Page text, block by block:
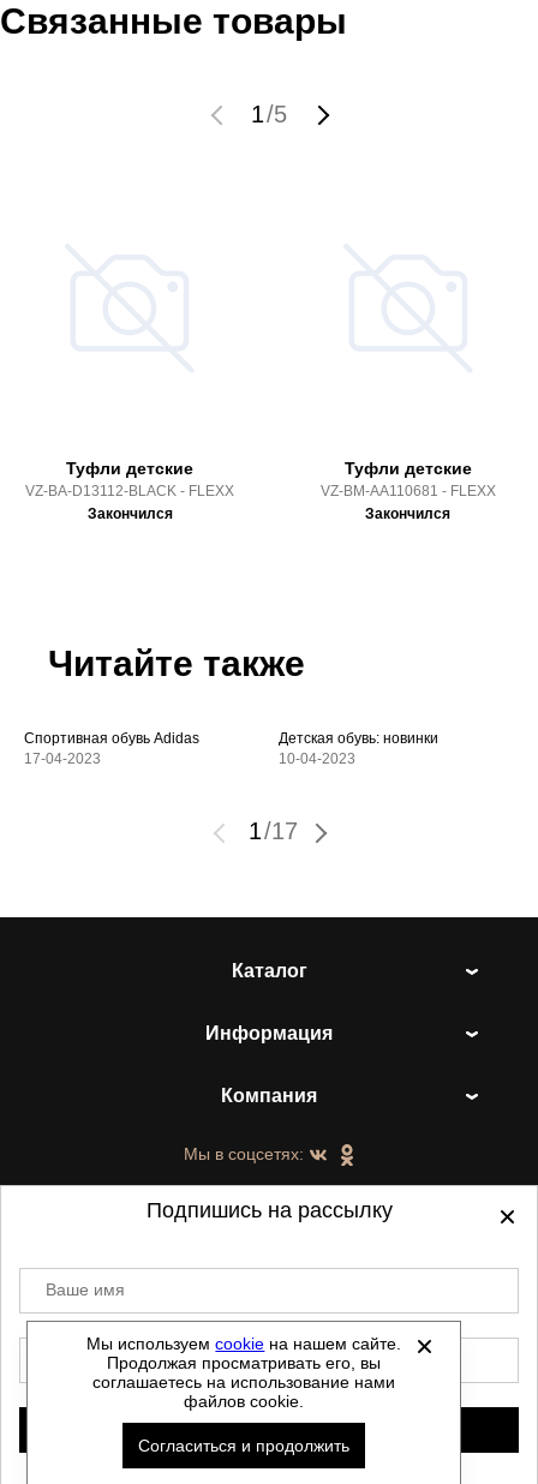
Связанные товары
1/5
Туфли детские
VZ-BA-D13112-BLACK - FLEXX
Закончился
Туфли детские
VZ-BM-AA110681 - FLEXX
Закончился
Читайте также
Спортивная обувь Adidas
17-04-2023
Детская обувь: новинки
10-04-2023
1/17
Каталог
Информация
Компания
Мы в соцсетях:
©2021-2026 - ShoesTown.ru - все права
защищены.
Данный сайт не является интернет магазином и
не является публичной офертой.
Политика обработки персональных данных
Автоматизировано -
Мы используемcookie на нашем сайте.
Продолжая просматривать его, вы
соглашаетесь на использование нами
файлов cookie.
Согласиться и продолжить
Подпишись на рассылку
Ваше имя